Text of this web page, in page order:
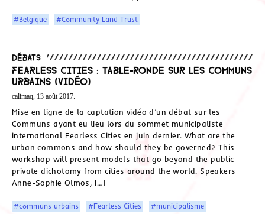
#Belgique #Community Land Trust
Débats
Fearless Cities : Table-ronde sur les Communs
urbains (Vidéo)
calimaq, 13 août 2017.
Mise en ligne de la captation vidéo d’un débat sur les
Communs ayant eu lieu lors du sommet municipaliste
international Fearless Cities en juin dernier. What are the
urban commons and how should they be governed? This
workshop will present models that go beyond the public-
private dichotomy from cities around the world. Speakers
Anne-Sophie Olmos, […]
#communs urbains #Fearless Cities #municipalisme